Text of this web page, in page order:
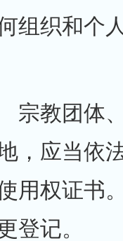
组织和个
宗教团体
，应当依
用权证书
登记。